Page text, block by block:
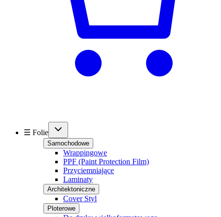
☰ Folie
Samochodowe
Wrappingowe
PPF (Paint Protection Film)
Przyciemniające
Laminaty
Architektoniczne
Cover Styl
Ploterowe